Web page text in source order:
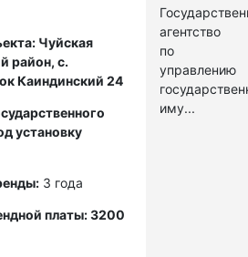
Чуйская
район, с.
Каиндинский 24
установку
3 года
платы: 3200
агентство
по
управлению
иму...